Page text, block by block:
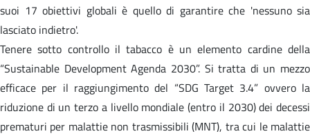
suoi 17 obiettivi globali è quello di garantire che 'nessuno sia
lasciato indietro'.
Tenere sotto controllo il tabacco è un elemento cardine della
“Sustainable Development Agenda 2030”. Si tratta di un mezzo
efficace per il raggiungimento del “SDG Target 3.4” ovvero la
riduzione di un terzo a livello mondiale (entro il 2030) dei decessi
prematuri per malattie non trasmissibili (MNT), tra cui le malattie